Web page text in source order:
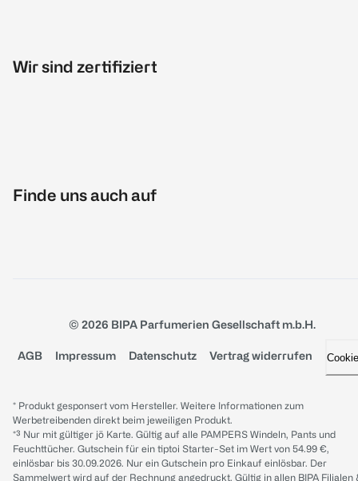
Wir sind zertifiziert
Finde uns auch auf
© 2026 BIPA Parfumerien Gesellschaft m.b.H.
AGB Impressum Datenschutz Vertrag widerrufen
* Produkt gesponsert vom Hersteller. Weitere Informationen zum
Werbetreibenden direkt beim jeweiligen Produkt.
*³ Nur mit gültiger jö Karte. Gültig auf alle PAMPERS Windeln, Pants und
Feuchttücher. Gutschein für ein tiptoi Starter-Set im Wert von 54.99 €,
einlösbar bis 30.09.2026. Nur ein Gutschein pro Einkauf einlösbar. Der
Sammelwert wird auf der Rechnung angedruckt. Gültig in allen BIPA Filialen